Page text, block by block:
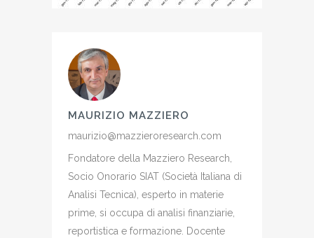
MAURIZIO MAZZIERO
maurizio@mazzieroresearch.com
Fondatore della Mazziero Research,
Socio Onorario SIAT (Società Italiana di
Analisi Tecnica), esperto in materie
prime, si occupa di analisi finanziarie,
reportistica e formazione. Docente